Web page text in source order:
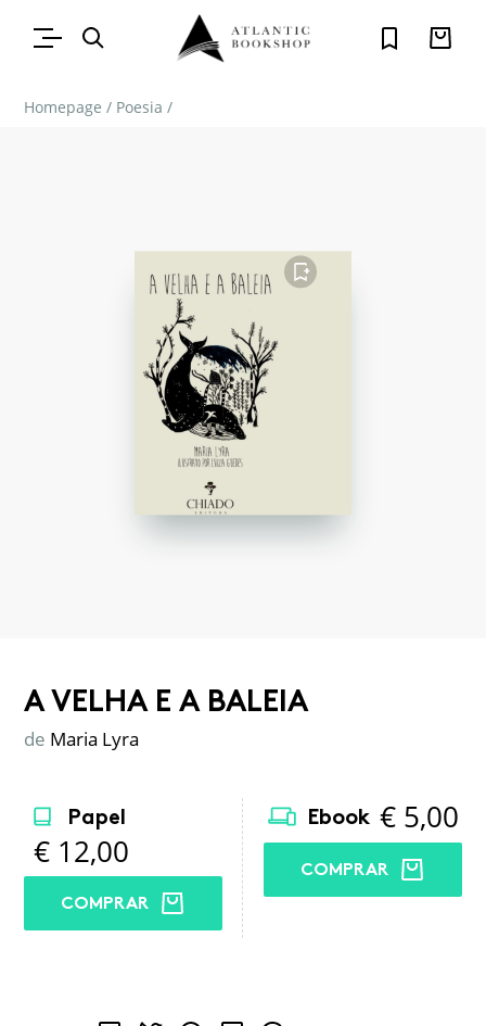
Homepage / Poesia /
FAVORITO
A VELHA E A BALEIA
de Maria Lyra
Papel
€ 12,00
COMPRAR
Ebook € 5,00
COMPRAR
FacebookTwitterGoogle LinkedInEmail